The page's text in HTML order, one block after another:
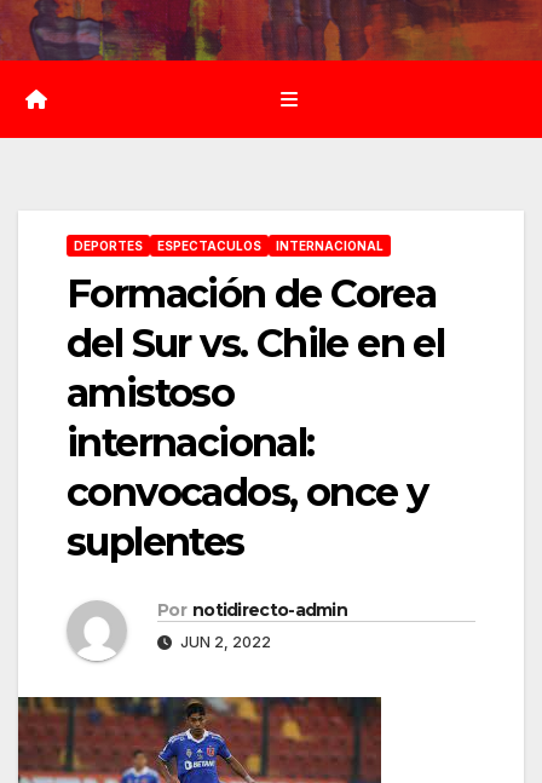
Saltar
al
contenido
DEPORTES ESPECTACULOS INTERNACIONAL
Formación de Corea
del Sur vs. Chile en el
amistoso
internacional:
convocados, once y
suplentes
Por notidirecto-admin
JUN 2, 2022